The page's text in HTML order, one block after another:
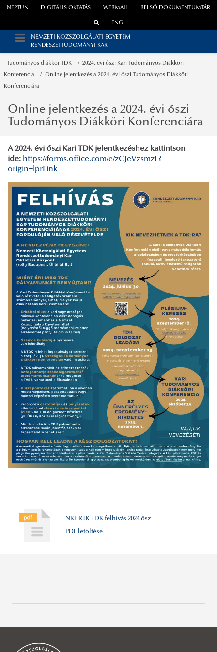
WEBMAIL
NEPTUN DIGITÁLIS OKTATÁS BELSŐ DOKUMENTUMTÁR
ENG
NEMZETI KÖZSZOLGÁLATI EGYETEM
RENDÉSZETTUDOMÁNYI KAR
Tudományos diákkör TDK 2024. évi őszi Kari Tudományos Diákköri
Konferencia Online jelentkezés a 2024. évi őszi Tudományos Diákköri
Konferenciára
Tanulmányi ügyek
Tanulmányi Osztály
Hallgatói kérelmek
Online jelentkezés a 2024. évi őszi
Tudományos Diákköri Konferenciára
A 2024. évi őszi Kari TDK jelentkezéshez kattintson
ide: https://forms.office.com/e/zCJeVzsmzL?
origin=lprLink
NKE RTK TDK felhívás 2024 ősz
PDF letöltése